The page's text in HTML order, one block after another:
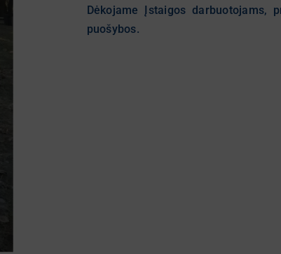
Dėkojame Įstaigos darbuotojams,
puošybos.